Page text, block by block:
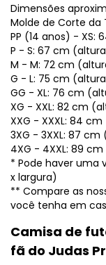
Dimensões
Molde de Corte da
PP (14 anos) -
P - S: 67 cm
M - M: 72 cm
G - L: 75 cm
GG - XL: 76 cm
XG - XXL: 82 cm
XXG - XXXL: 84
3XG - 3XXL: 87
4XG - 4XXL: 89
* Pode haver uma
x largura)
** Compare as
você tenha em
Camisa de
fã do Judas